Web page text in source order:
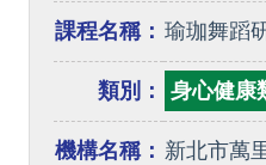
課程名稱： 瑜珈舞蹈
類別： 身心健康
機構名稱： 新北市萬